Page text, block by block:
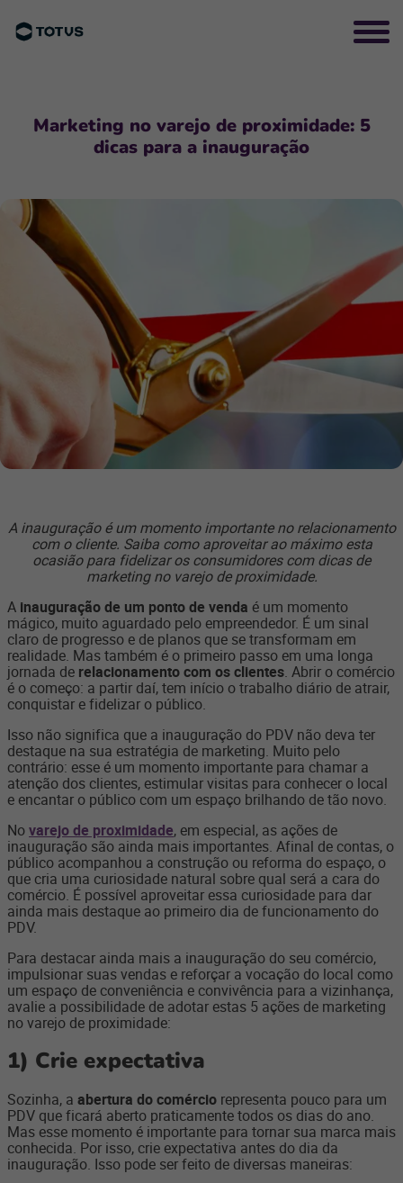
Marketing no varejo de proximidade: 5
dicas para a inauguração
A inauguração é um momento importante no relacionamento
com o cliente. Saiba como aproveitar ao máximo esta
ocasião para fidelizar os consumidores com dicas de
marketing no varejo de proximidade.
A inauguração de um ponto de venda é um momento
mágico, muito aguardado pelo empreendedor. É um sinal
claro de progresso e de planos que se transformam em
realidade. Mas também é o primeiro passo em uma longa
jornada de relacionamento com os clientes. Abrir o comércio
é o começo: a partir daí, tem início o trabalho diário de atrair,
conquistar e fidelizar o público.
Isso não significa que a inauguração do PDV não deva ter
destaque na sua estratégia de marketing. Muito pelo
contrário: esse é um momento importante para chamar a
atenção dos clientes, estimular visitas para conhecer o local
e encantar o público com um espaço brilhando de tão novo.
Novarejo de proximidade, em especial, as ações de
inauguração são ainda mais importantes. Afinal de contas, o
público acompanhou a construção ou reforma do espaço, o
que cria uma curiosidade natural sobre qual será a cara do
comércio. É possível aproveitar essa curiosidade para dar
ainda mais destaque ao primeiro dia de funcionamento do
PDV.
Para destacar ainda mais a inauguração do seu comércio,
impulsionar suas vendas e reforçar a vocação do local como
um espaço de conveniência e convivência para a vizinhança,
avalie a possibilidade de adotar estas 5 ações de marketing
no varejo de proximidade:
1) Crie expectativa
Sozinha, a abertura do comércio representa pouco para um
PDV que ficará aberto praticamente todos os dias do ano.
Mas esse momento é importante para tornar sua marca mais
conhecida. Por isso, crie expectativa antes do dia da
inauguração. Isso pode ser feito de diversas maneiras: